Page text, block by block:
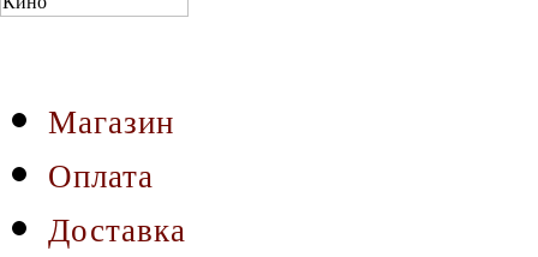
Магазин
Оплата
Доставка